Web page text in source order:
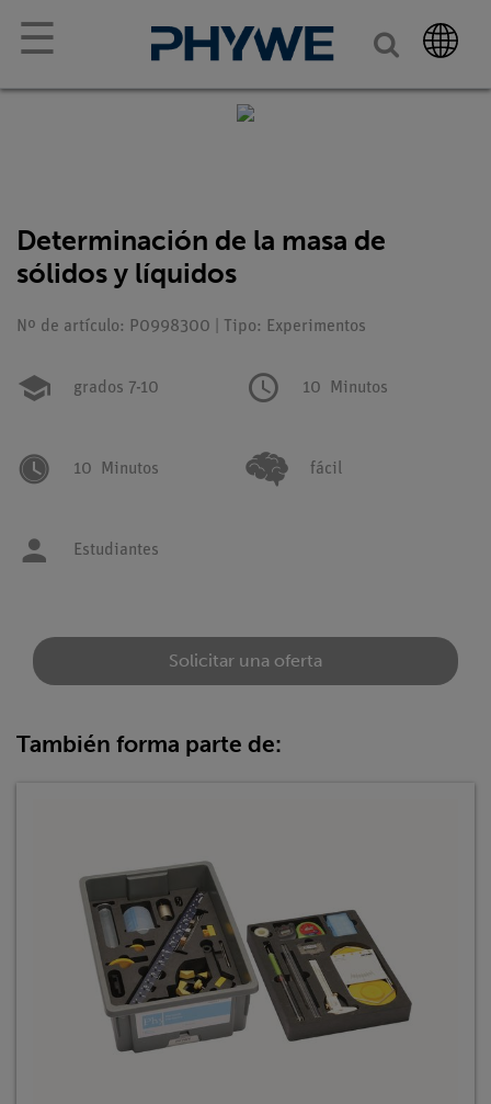
☰
Determinación de la masa de
sólidos y líquidos
Nº de artículo: P0998300 | Tipo: Experimentos
grados 7-10 10 Minutos
10 Minutos fácil
Estudiantes
Solicitar una oferta
También forma parte de: